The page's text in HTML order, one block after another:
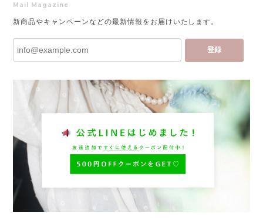
Mail Magazine
新商品やキャンペーンなどの最新情報をお届けいたします。
登録